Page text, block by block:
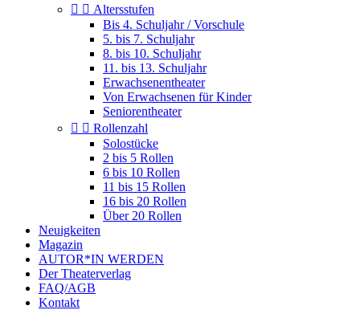
  Altersstufen
Bis 4. Schuljahr / Vorschule
5. bis 7. Schuljahr
8. bis 10. Schuljahr
11. bis 13. Schuljahr
Erwachsenentheater
Von Erwachsenen für Kinder
Seniorentheater
  Rollenzahl
Solostücke
2 bis 5 Rollen
6 bis 10 Rollen
11 bis 15 Rollen
16 bis 20 Rollen
Über 20 Rollen
Neuigkeiten
Magazin
AUTOR*IN WERDEN
Der Theaterverlag
FAQ/AGB
Kontakt